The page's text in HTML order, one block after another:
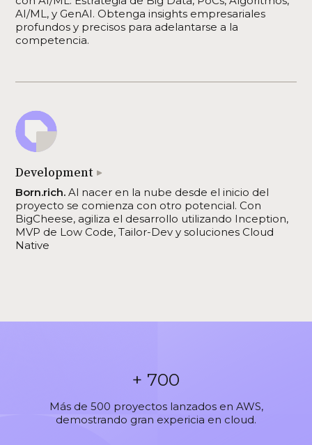
AI/ML, y GenAI. Obtenga insights empresariales
profundos y precisos para adelantarse a la
competencia.
Development
Born.rich.Al nacer en la nube desde el inicio del
proyecto se comienza con otro potencial. Con
BigCheese, agiliza el desarrollo utilizando Inception,
MVP de Low Code, Tailor-Dev y soluciones Cloud
Native
+ 700
Más de 500 proyectos lanzados en AWS,
demostrando gran expericia en cloud.